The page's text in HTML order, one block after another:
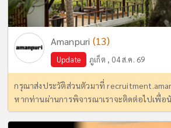
Amanpuri (13)
Update ภูเก็ต , 04 ส.ค. 69
กรุณาส่งประวัติส่วนตัวมาที่
หากท่านผ่านการพิจารณาเราจะติดต่อไปเพื่